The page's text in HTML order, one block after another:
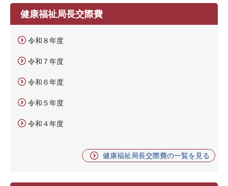
健康福祉局長交際費
令和８年度
令和７年度
令和６年度
令和５年度
令和４年度
健康福祉局長交際費の一覧を見る